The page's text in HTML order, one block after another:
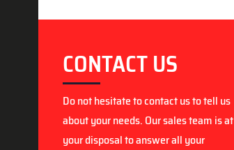
CONTACT US
Do not hesitate to contact us to tell us
about your needs. Our sales team is at
your disposal to answer all your